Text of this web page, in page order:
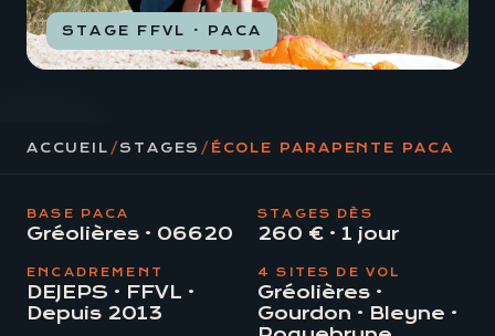
STAGE FFVL · PACA
ACCUEIL /STAGES / ÉCOLE PARAPENTE PACA
BASE PACA
Gréolières · 06620
STAGES DÈS
260 € · 1 jour
ENCADREMENT
DEJEPS · FFVL ·
Depuis 2013
4 SITES DE VOL
Gréolières ·
Gourdon · Bleyne ·